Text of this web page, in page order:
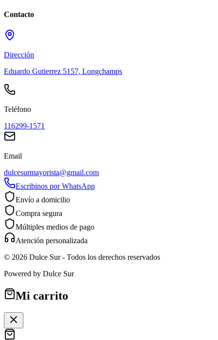
Contacto
Dirección
Eduardo Gutierrez 5157, Longchamps
Teléfono
116299-1571
Email
dulcesurmayorista@gmail.com
Escribinos por WhatsApp
Envío a domicilio
Compra segura
Múltiples medios de pago
Atención personalizada
© 2026 Dulce Sur- Todos los derechos reservados
Powered by Dulce Sur
Mi carrito